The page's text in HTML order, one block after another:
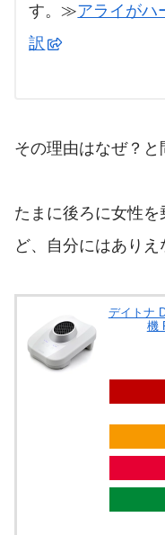
す。≫アライがハ
訳
その理由はなぜ？と
たまに後ろに女性
ど、自分にはありえ
デイトナ
機